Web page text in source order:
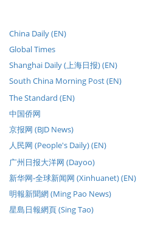
China Daily (EN)
Global Times
Shanghai Daily (上海日报) (EN)
South China Morning Post (EN)
The Standard (EN)
中国侨网
京报网 (BJD News)
人民网 (People's Daily) (EN)
广州日报大洋网 (Dayoo)
新华网-全球新闻网 (Xinhuanet) (EN)
明報新聞網 (Ming Pao News)
星島日報網頁 (Sing Tao)